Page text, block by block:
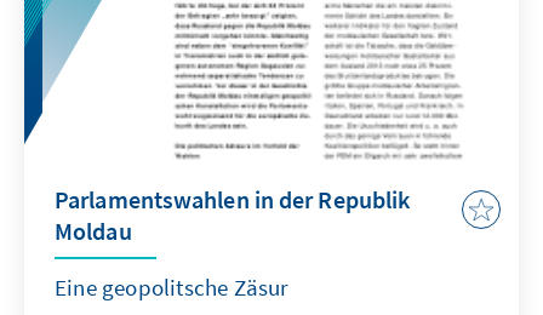
Parlamentswahlen in der Republik
Moldau
Eine geopolitsche Zäsur